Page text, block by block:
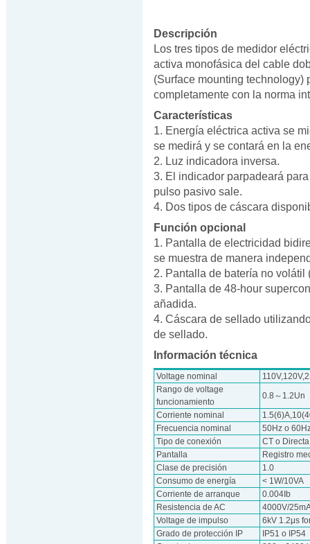
Descripción
Los tres tipos de medidor
activa monofásica del cable
(Surface mounting technology)
completamente con la norma
Características
1. Energía eléctrica activa se
se medirá y se contará en la
2. Luz indicadora inversa.
3. El indicador parpadeará
pulso pasivo sale.
4. Dos tipos de cáscara
Función opcional
1. Pantalla de electricidad
se muestra de manera
2. Pantalla de batería no
3. Pantalla de 48-hour
añadida.
4. Cáscara de sellado
de sellado.
Información técnica
Voltage nominal
Rango de voltage
funcionamiento
0.8～1.2Un
Corriente nominal
Frecuencia nominal
50Hz o
Tipo de conexión
CT o Directa
Pantalla
Registro
Clase de precisión
1.0
Consumo de energía
< 1W/10VA
Corriente de arranque
0.004Ib
Resistencia de AC
4000V/
Voltage de impulso
6kV 1.2μs
Grado de protección IP
IP51 o IP54